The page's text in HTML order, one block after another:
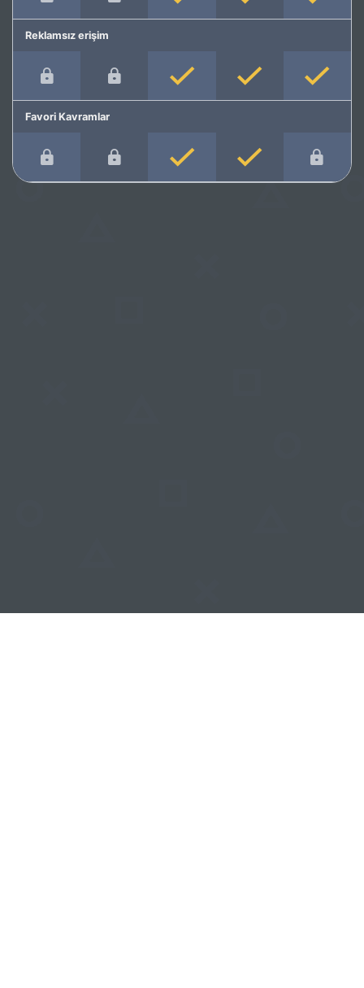
Reklamsız erişim
Favori Kavramlar